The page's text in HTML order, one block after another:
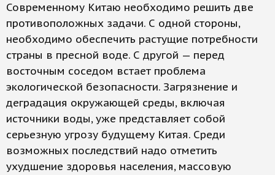
Современному Китаю необходимо решить две
противоположных задачи. С одной стороны,
необходимо обеспечить растущие потребности
страны в пресной воде. С другой — перед
восточным соседом встает проблема
экологической безопасности. Загрязнение и
деградация окружающей среды, включая
источники воды, уже представляет собой
серьезную угрозу будущему Китая. Среди
возможных последствий надо отметить
ухудшение здоровья населения, массовую